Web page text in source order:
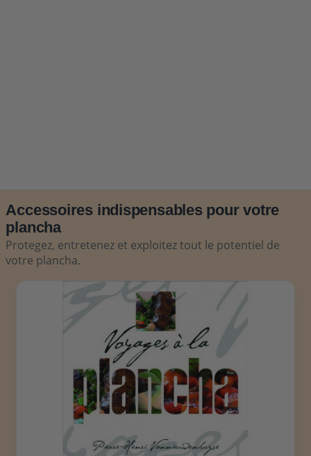
Accessoires indispensables pour votre
plancha
Protegez, entretenez et exploitez tout le potentiel de
votre plancha.